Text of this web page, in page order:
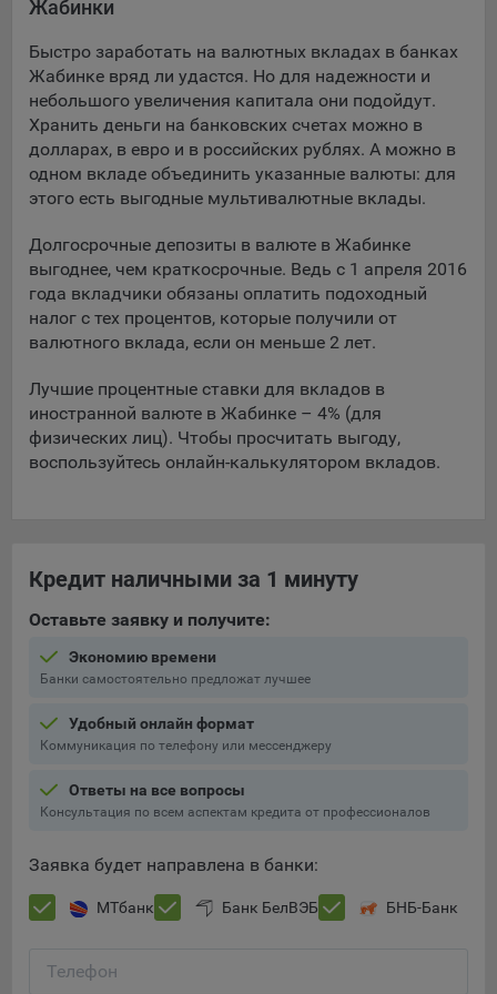
Подобные функции улучшают условия работы
9.3. Файлы cookie предпочтений, например, для настройки
контента. Данные файлы cookie собирают информацию о
выборе пользователя на сайте и его предпочтениях и
позволяют Обществу «запомнить» информацию о
выбранном пользователем городе и других местных
настройках для того, чтобы соответствующим образом
9.4. Аналитические файлы cookie, например
Яндекс.Метрика, Google Analytics. Данные файлы cookie
собирают информацию о том, как пользователь
использовал сайты, и позволяют Обществу вносить в них
улучшения.
Аналитические файлы cookie показывают, какие страницы
сайта Общества посещаются чаще всего, помогают
выявлять трудности, возникающие при использовании
сайта, а также позволяют оценить эффективность
9.5. Файлы cookie, применяемые для определения целевой
аудитории и в рекламных целях, например Яндекс.Метрика,
Технические/Функциональные, хранятся не более года;
Необходимые для функционирования веб-аналитических
платформ «Google Analytics», «Яндекс.Метрика»
передаются третьим лицам, часть из которых хранятся во
время пользования сайтом;
Остальные - не более года.
Отключение аналитических файлов cookie не позволяет
определять предпочтения пользователей сайта, в том числе
меры по совершенствованию работы сайта исходя из
Жабинки
Быстро заработать на валютных вкладах в банках
Жабинке вряд ли удастся. Но для надежности и
небольшого увеличения капитала они подойдут.
Хранить деньги на банковских счетах можно в
долларах, в евро и в российских рублях. А можно в
одном вкладе объединить указанные валюты: для
этого есть выгодные мультивалютные вклады.
Долгосрочные депозиты в валюте в Жабинке
выгоднее, чем краткосрочные. Ведь с 1 апреля 2016
года вкладчики обязаны оплатить подоходный
налог с тех процентов, которые получили от
валютного вклада, если он меньше 2 лет.
Лучшие процентные ставки для вкладов в
иностранной валюте в Жабинке – 4% (для
физических лиц). Чтобы просчитать выгоду,
воспользуйтесь онлайн-калькулятором вкладов.
Кредит наличными за 1 минуту
Оставьте заявку и получите:
Экономию времени
Банки самостоятельно предложат лучшее
Удобный онлайн формат
Коммуникация по телефону или мессенджеру
Ответы на все вопросы
Консультация по всем аспектам кредита от профессионалов
Заявка будет направлена в банки:
МТбанк Банк БелВЭБ БНБ-Банк
Телефон